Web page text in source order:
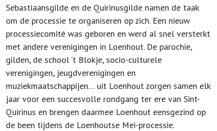
Sebastiaansgilde en de Quirinusgilde namen de taak
om de processie te organiseren op zich. Een nieuw
processiecomité was geboren en werd al snel versterkt
met andere verenigingen in Loenhout. De parochie,
gilden, de school ‘t Blokje, socio-culturele
verenigingen, jeugdverenigingen en
muziekmaatschappijen… uit Loenhout zorgen samen elk
jaar voor een succesvolle rondgang ter ere van Sint-
Quirinus en brengen daarmee Loenhout eensgezind op
de been tijdens de Loenhoutse Mei-processie.